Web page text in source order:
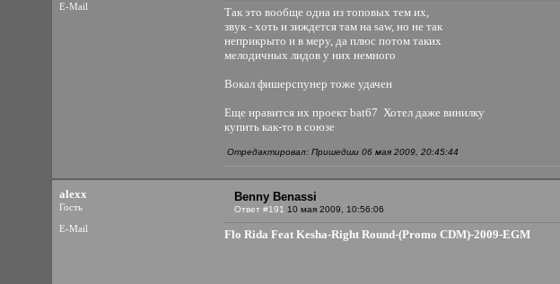
E-Mail
Так это вообще одна из топовых тем их,
звук - хоть и зиждется там на saw, но не так
неприкрыто и в меру, да плюс потом таких
мелодичных лидов у них немного
Вокал фишерспунер тоже удачен
Еще нравится их проект bat67 Хотел даже винилку
купить как-то в союзе
Отредактировал: Пришедши 06 мая 2009, 20:45:44
alexx
Гость
E-Mail
Benny Benassi
Ответ #191 10 мая 2009, 10:56:06
Flo Rida Feat Kesha-Right Round-(Promo CDM)-2009-EGM